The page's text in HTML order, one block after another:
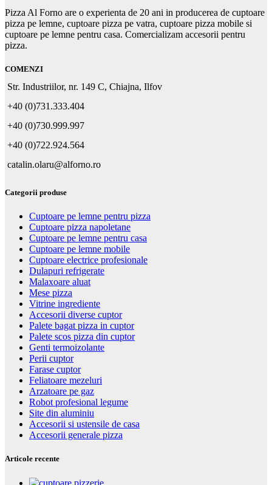
Pizza Al Forno are o experienta de 20 ani in producerea de cuptoare
pizza pe lemne, cuptoare pizza pe vatra, cuptoare pizza mobile si
cuptoare pe lemne pentru casa. Comercializam accesorii pentru
pizza.
COMENZI
Str. Industriilor, nr. 149 C, Chiajna, Ilfov
+40 (0)731.333.404
+40 (0)730.999.997
+40 (0)722.924.564
catalin.olaru@alforno.ro
Categorii produse
Cuptoare pe lemne pentru pizza
Cuptoare pizza napoletane
Cuptoare pe lemne pentru casa
Cuptoare pe lemne mobile
Cuptoare electrice profesionale
Dulapuri refrigerate
Malaxoare aluat
Mese pizza
Vitrine ingrediente
Accesorii diverse cuptor
Palete bagat pizza in cuptor
Palete scos pizza din cuptor
Genti termoizolante
Perii cuptor
Farase cuptor
Feliatoare mezeluri
Arzatoare pe gaz
Robot profesional legume
Site din aluminiu
Accesorii si ustensile de casa
Accesorii generale pizza
Articole recente